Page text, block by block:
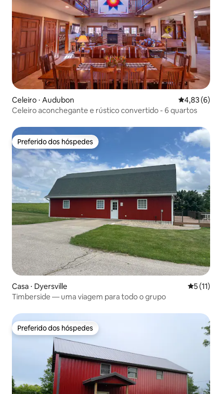
Celeiro ⋅ Audubon 4,83 de uma
4,83 (6)
Celeiro aconchegante e rústico convertido - 6 quartos
Preferido dos hóspedes
Preferido dos hóspedes
Casa ⋅ Dyersville 5 de uma
5 (11)
Timberside — uma viagem para todo o grupo
Preferido dos hóspedes
Preferido dos hóspedes